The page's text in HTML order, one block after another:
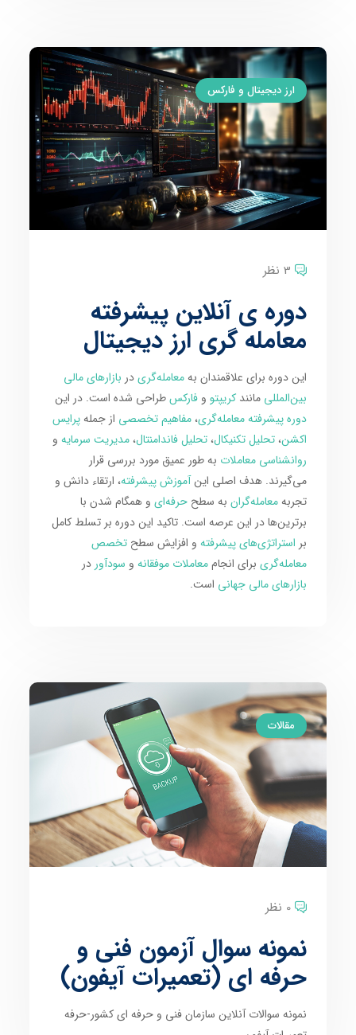
ارز دیجیتال و فارکس
3 نظر
دوره ی آنلاین پیشرفته
معامله گری ارز دیجیتال
این دوره برای علاقمندان بهمعامله‌گریدر بازارهای مالی
بین‌المللی مانندکریپتو وفارکسطراحی شده است. در این
دوره پیشرفته معامله‌گری،مفاهیم تخصصی از جملهپرایس
اکشن،تحلیل تکنیکال،تحلیل فاندامنتال،مدیریت سرمایه و
روانشناسی معاملات به طور عمیق مورد بررسی قرار
می‌گیرند. هدف اصلی اینآموزش پیشرفته، ارتقاء دانش و
تجربهمعامله‌گران به سطححرفه‌ای و همگام شدن با
برترین‌ها در این عرصه است. تاکید این دوره بر تسلط کامل
بر استراتژی‌های پیشرفته و افزایش سطحتخصص
معامله‌گری برای انجاممعاملات موفقانه و سودآور در
بازارهای مالی جهانی است.
مقالات
0 نظر
نمونه سوال آزمون فنی و
حرفه ای (تعمیرات آیفون)
نمونه سوالات آنلاین سازمان فنی و حرفه ای کشور-حرفه